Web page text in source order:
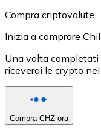
Compra criptovalute
Inizia a comprare
Una volta
riceverai le crypto
Compra CHZ ora